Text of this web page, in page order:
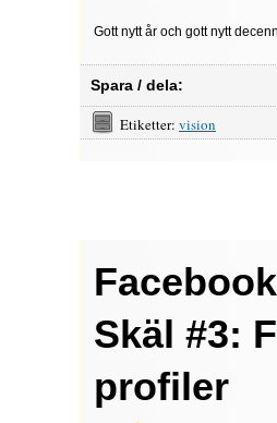
Gott nytt år och gott nytt
Spara / dela:
Etiketter: vision
Skäl #3:
profiler